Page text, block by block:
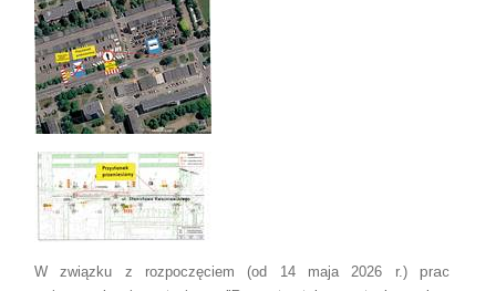
W związku z rozpoczęciem (od 14 maja 2026 r.)prac